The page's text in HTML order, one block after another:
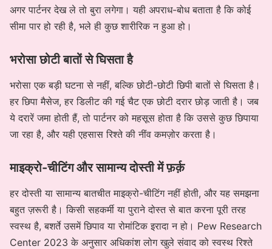
अगर पार्टनर देख ले तो बुरा लगेगा। यही अपराध-बोध बताता है कि कोई
सीमा पार हो रही है, भले ही कुछ शारीरिक न हुआ हो।
भरोसा छोटी बातों से घिसता है
भरोसा एक बड़ी घटना से नहीं, बल्कि छोटी-छोटी छिपी बातों से घिसता है।
हर छिपा मैसेज, हर डिलीट की गई चैट एक छोटी दरार छोड़ जाती है। जब
ये दरारें जमा होती हैं, तो पार्टनर को महसूस होता है कि उससे कुछ छिपाया
जा रहा है, और यही एहसास रिश्ते की नींव कमज़ोर करता है।
माइक्रो-चीटिंग और सामान्य दोस्ती में फ़र्क़
हर दोस्ती या सामान्य बातचीत माइक्रो-चीटिंग नहीं होती, और यह समझना
बहुत ज़रूरी है। किसी सहकर्मी या पुराने दोस्त से बात करना पूरी तरह
स्वस्थ है, बशर्ते उसमें छिपाव या रोमांटिक इरादा न हो। Pew Research
Center 2023 के अनुसार अधिकांश लोग खुले संवाद को स्वस्थ रिश्ते